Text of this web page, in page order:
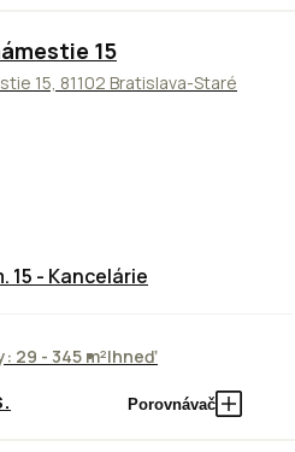
15
15, 81102 Bratislava-Staré
15 - Kancelárie
29 - 345 m²Ihneď
Porovnávač